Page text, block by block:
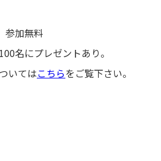
加無料
名にプレゼントあり。
いてはこちらをご覧下さい。